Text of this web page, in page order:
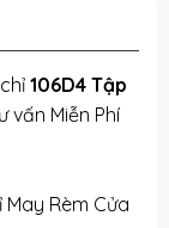
106D4 Tập
vấn Miễn Phí
May Rèm Cửa